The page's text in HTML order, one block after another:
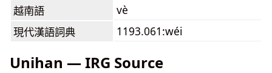
越南語
vè
現代漢語詞典
1193.061:wéi
Unihan — IRG Source